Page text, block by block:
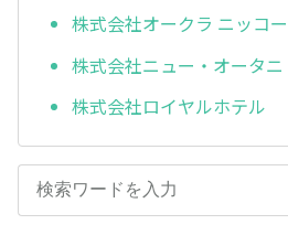
株式会社オークラ ニッコ
株式会社ニュー・オータニ
株式会社ロイヤルホテル